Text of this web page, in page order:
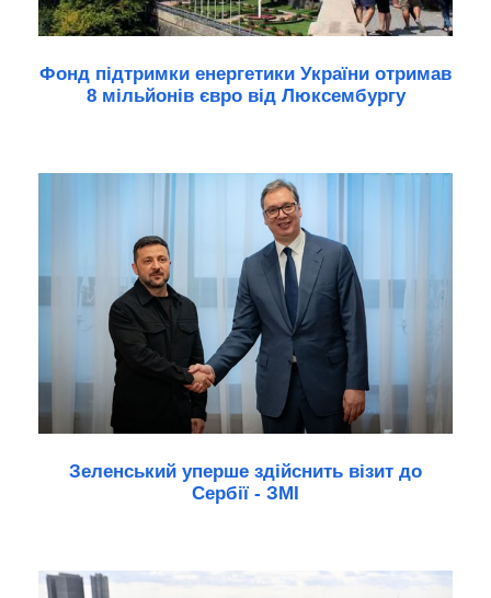
Фонд підтримки енергетики України отримав
8 мільйонів євро від Люксембургу
Зеленський уперше здійснить візит до
Сербії - ЗМІ